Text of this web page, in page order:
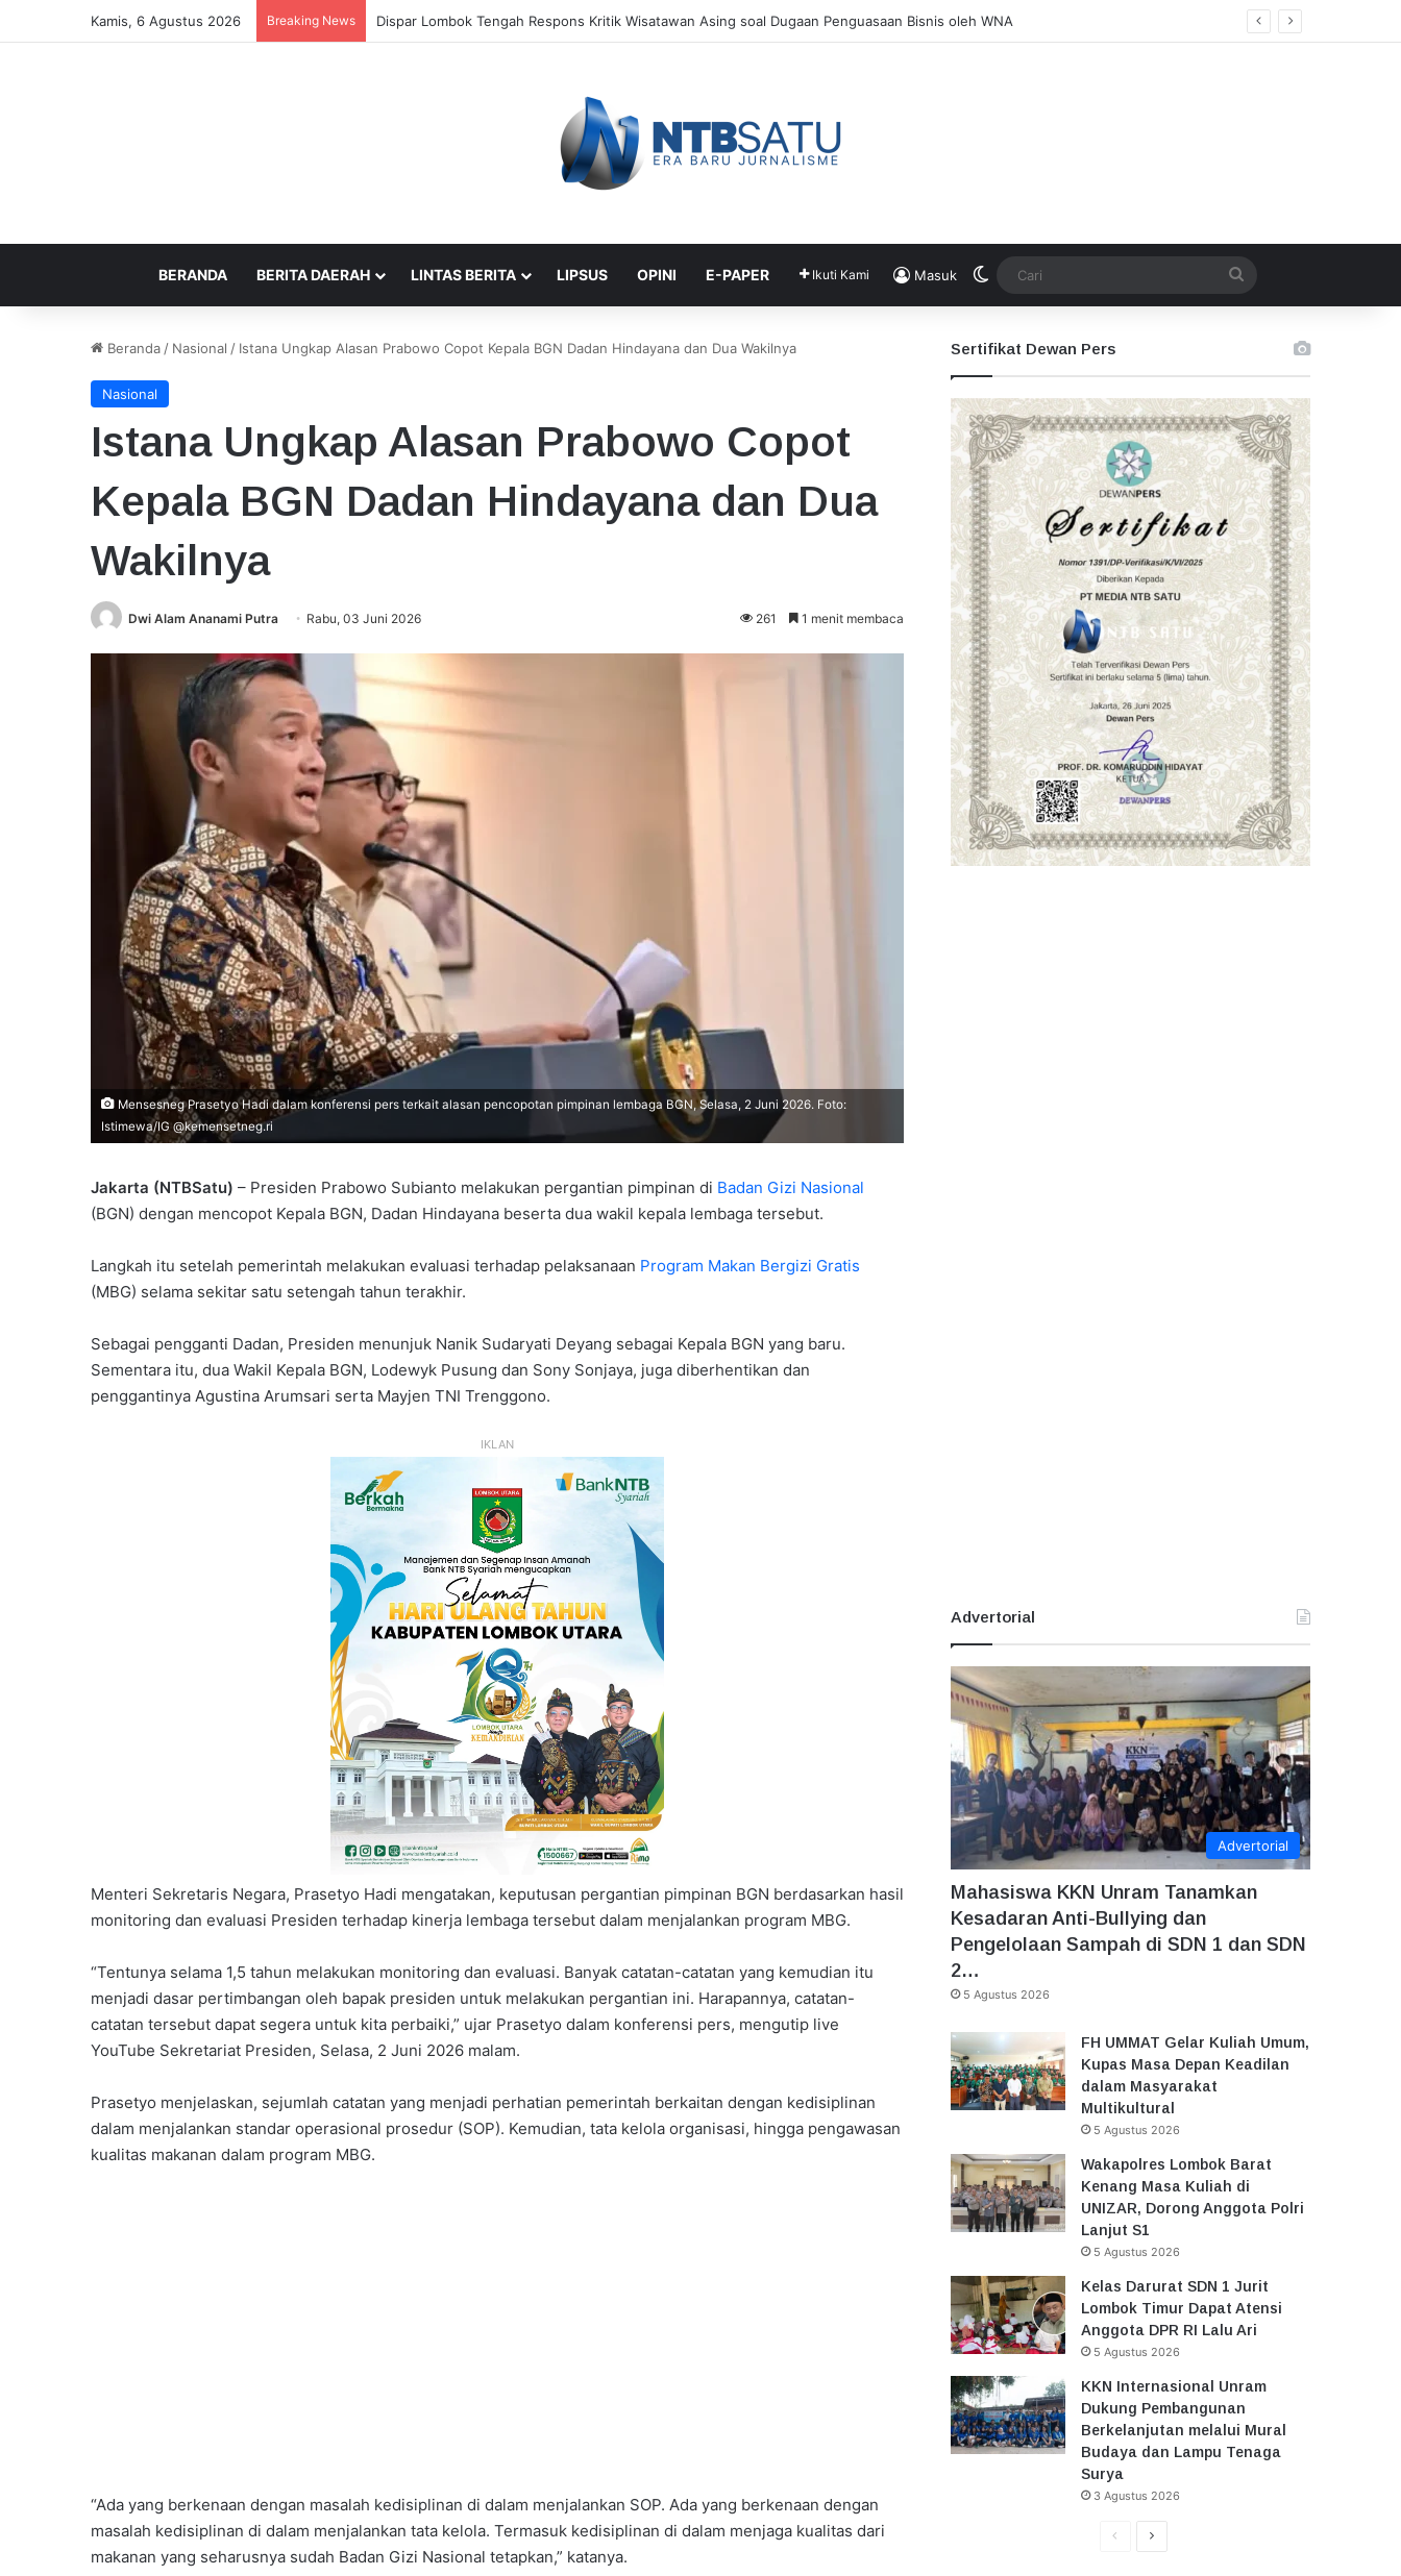
Kamis, 6 Agustus 2026 Breaking News Pemkab Sumbawa Mulai Gelar Festival Budaya di Setiap Kecamatan, Moyo Hilir Jadi Pembuka
BERANDA BERITA DAERAH LINTAS BERITA LIPSUS OPINI E-PAPER Ikuti Kami Masuk Switch skin
Beranda / Nasional / Istana Ungkap Alasan Prabowo Copot Kepala BGN Dadan Hindayana dan Dua Wakilnya
Nasional
Istana Ungkap Alasan Prabowo Copot
Kepala BGN Dadan Hindayana dan Dua
Wakilnya
Dwi Alam Ananami Putra Rabu, 03 Juni 2026 261 1 menit membaca
Mensesneg Prasetyo Hadi dalam konferensi pers terkait alasan pencopotan pimpinan lembaga BGN, Selasa, 2 Juni 2026. Foto:
Istimewa/IG @kemensetneg.ri
Jakarta (NTBSatu) – Presiden Prabowo Subianto melakukan pergantian pimpinan di Badan Gizi Nasional
(BGN) dengan mencopot Kepala BGN, Dadan Hindayana beserta dua wakil kepala lembaga tersebut.
Langkah itu setelah pemerintah melakukan evaluasi terhadap pelaksanaan Program Makan Bergizi Gratis
(MBG) selama sekitar satu setengah tahun terakhir.
Sebagai pengganti Dadan, Presiden menunjuk Nanik Sudaryati Deyang sebagai Kepala BGN yang baru.
Sementara itu, dua Wakil Kepala BGN, Lodewyk Pusung dan Sony Sonjaya, juga diberhentikan dan
penggantinya Agustina Arumsari serta Mayjen TNI Trenggono.
IKLAN
Menteri Sekretaris Negara, Prasetyo Hadi mengatakan, keputusan pergantian pimpinan BGN berdasarkan hasil
monitoring dan evaluasi Presiden terhadap kinerja lembaga tersebut dalam menjalankan program MBG.
“Tentunya selama 1,5 tahun melakukan monitoring dan evaluasi. Banyak catatan-catatan yang kemudian itu
menjadi dasar pertimbangan oleh bapak presiden untuk melakukan pergantian ini. Harapannya, catatan-
catatan tersebut dapat segera untuk kita perbaiki,” ujar Prasetyo dalam konferensi pers, mengutip live
YouTube Sekretariat Presiden, Selasa, 2 Juni 2026 malam.
Prasetyo menjelaskan, sejumlah catatan yang menjadi perhatian pemerintah berkaitan dengan kedisiplinan
dalam menjalankan standar operasional prosedur (SOP). Kemudian, tata kelola organisasi, hingga pengawasan
kualitas makanan dalam program MBG.
“Ada yang berkenaan dengan masalah kedisiplinan di dalam menjalankan SOP. Ada yang berkenaan dengan
masalah kedisiplinan di dalam menjalankan tata kelola. Termasuk kedisiplinan di dalam menjaga kualitas dari
makanan yang seharusnya sudah Badan Gizi Nasional tetapkan,” katanya.
Sertifikat Dewan Pers
Advertorial
Advertorial
Mahasiswa KKN Unram Tanamkan
Kesadaran Anti-Bullying dan
Pengelolaan Sampah di SDN 1 dan SDN
2…
5 Agustus 2026
FH UMMAT Gelar Kuliah Umum,
Kupas Masa Depan Keadilan
dalam Masyarakat
Multikultural
5 Agustus 2026
Wakapolres Lombok Barat
Kenang Masa Kuliah di
UNIZAR, Dorong Anggota Polri
Lanjut S1
5 Agustus 2026
Kelas Darurat SDN 1 Jurit
Lombok Timur Dapat Atensi
Anggota DPR RI Lalu Ari
5 Agustus 2026
KKN Internasional Unram
Dukung Pembangunan
Berkelanjutan melalui Mural
Budaya dan Lampu Tenaga
Surya
3 Agustus 2026
HalamanHalaman